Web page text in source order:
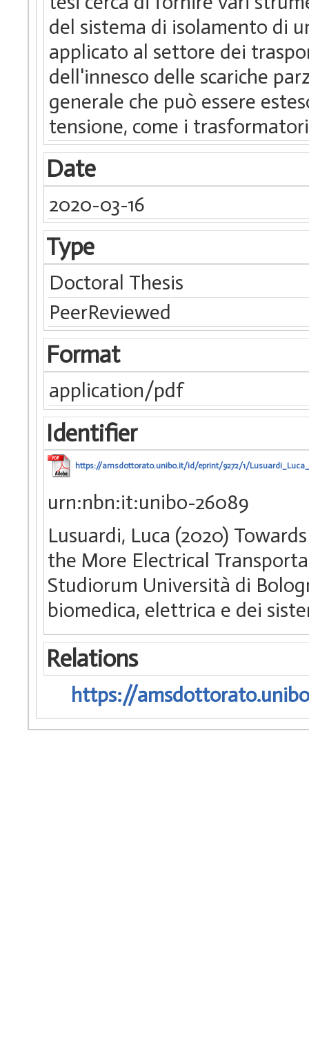
del sistema di isolamento di
applicato al settore dei
dell'innesco delle scariche
generale che può essere
tensione, come i
Date
2020-03-16
Type
Doctoral Thesis
PeerReviewed
Format
application/pdf
Identifier
https://amsdottorato.unibo.it/id/eprint/9272/1/
urn:nbn:it:unibo-26089
Lusuardi, Luca (2020)
the More Electrical
Studiorum Università di
biomedica, elettrica e dei
Relations
https://